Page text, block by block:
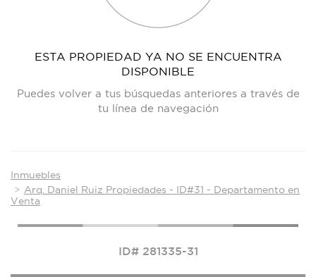
ESTA PROPIEDAD YA NO SE ENCUENTRA
DISPONIBLE
Puedes volver a tus búsquedas anteriores a través de
tu línea de navegación
Inmuebles
Arq. Daniel Ruiz Propiedades - ID#31 - Departamento en
Venta
ID# 281335-31